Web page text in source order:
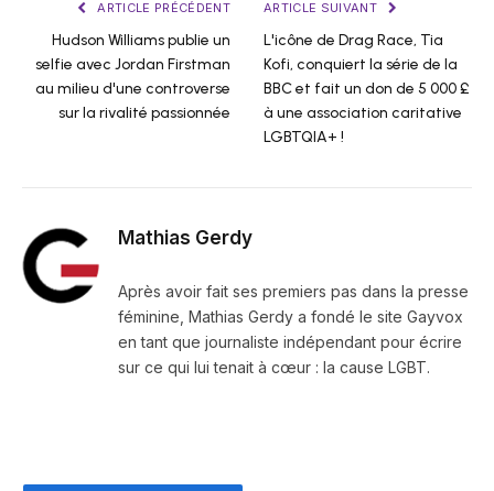
ARTICLE PRÉCÉDENT
Hudson Williams publie un
selfie avec Jordan Firstman
au milieu d'une controverse
sur la rivalité passionnée
ARTICLE SUIVANT
L'icône de Drag Race, Tia
Kofi, conquiert la série de la
BBC et fait un don de 5 000 £
à une association caritative
LGBTQIA+ !
Mathias Gerdy
Après avoir fait ses premiers pas dans la presse
féminine, Mathias Gerdy a fondé le site Gayvox
en tant que journaliste indépendant pour écrire
sur ce qui lui tenait à cœur : la cause LGBT.